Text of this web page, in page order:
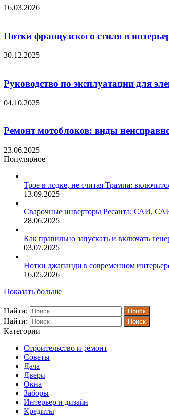
16.03.2026
Нотки французского стиля в
30.12.2025
Руководство по эксплуатации для
04.10.2025
Ремонт мотоблоков: виды
23.06.2025
Популярное
Трое в лодке, не считая Трампа:
13.09.2025
Сварочные инверторы Ресанта: САИ,
28.06.2025
Как правильно запускать и включать
03.07.2025
Нотки джапанди в современном
16.05.2026
Показать больше
Найти:
Найти:
Категории
Строительство и ремонт
Советы
Дача
Двери
Окна
Заборы
Интерьер и дизайн
Кредиты